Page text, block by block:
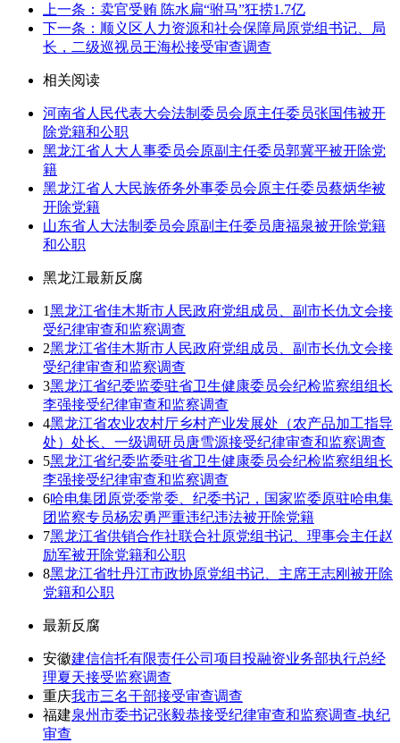
上一条：卖官受贿 陈水扁“驸马”狂捞1.7亿
下一条：顺义区人力资源和社会保障局原党组书记、局
长，二级巡视员王海松接受审查调查
相关阅读
河南省人民代表大会法制委员会原主任委员张国伟被开
除党籍和公职
黑龙江省人大人事委员会原副主任委员郭冀平被开除党
籍
黑龙江省人大民族侨务外事委员会原主任委员蔡炳华被
开除党籍
山东省人大法制委员会原副主任委员唐福泉被开除党籍
和公职
黑龙江最新反腐
1黑龙江省佳木斯市人民政府党组成员、副市长仇文会接
受纪律审查和监察调查
2黑龙江省佳木斯市人民政府党组成员、副市长仇文会接
受纪律审查和监察调查
3黑龙江省纪委监委驻省卫生健康委员会纪检监察组组长
李强接受纪律审查和监察调查
4黑龙江省农业农村厅乡村产业发展处（农产品加工指导
处）处长、一级调研员唐雪源接受纪律审查和监察调查
5黑龙江省纪委监委驻省卫生健康委员会纪检监察组组长
李强接受纪律审查和监察调查
6哈电集团原党委常委、纪委书记，国家监委原驻哈电集
团监察专员杨宏勇严重违纪违法被开除党籍
7黑龙江省供销合作社联合社原党组书记、理事会主任赵
励军被开除党籍和公职
8黑龙江省牡丹江市政协原党组书记、主席王志刚被开除
党籍和公职
最新反腐
安徽建信信托有限责任公司项目投融资业务部执行总经
理夏天接受监察调查
重庆我市三名干部接受审查调查
福建泉州市委书记张毅恭接受纪律审查和监察调查-执纪
审查